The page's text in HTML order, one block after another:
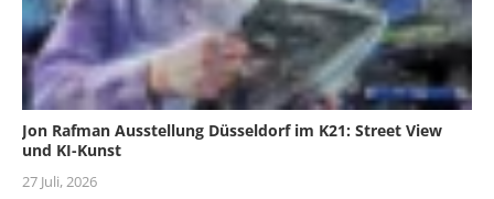
Jon Rafman Ausstellung Düsseldorf im K21: Street View
und KI-Kunst
27 Juli, 2026